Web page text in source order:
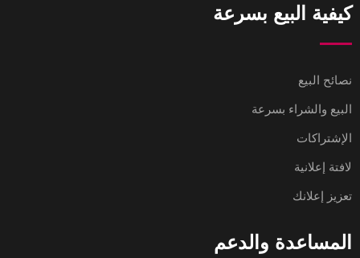
كيفية البيع بسرعة
نصائح البيع
البيع والشراء بسرعة
الإشتراكات
لافتة إعلانية
تعزيز إعلانك
المساعدة والدعم